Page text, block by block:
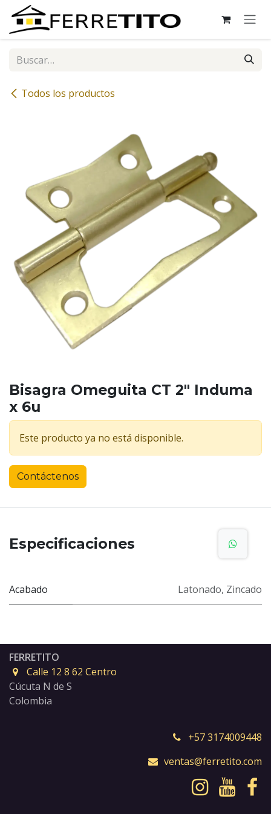
Ir al contenido
Todos los productos
Bisagra Omeguita CT 2" Induma
x 6u
Este producto ya no está disponible.
Contáctenos
Especificaciones
Acabado Latonado, Zincado
FERRETITO
Calle 12 8 62 Centro
Cúcuta N de S
Colombia
+57 3174009448
ventas@ferretito.com